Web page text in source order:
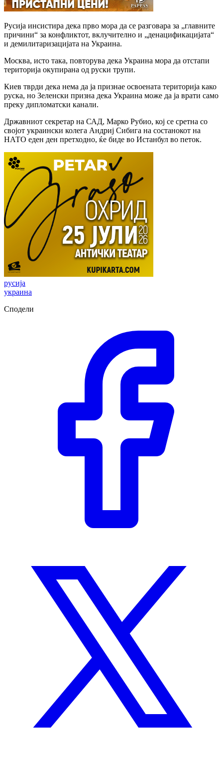
Русија инсистира дека прво мора да се разговара за „главните
причини“ за конфликтот, вклучително и „денацификацијата“
и демилитаризацијата на Украина.
Москва, исто така, повторува дека Украина мора да отстапи
територија окупирана од руски трупи.
Киев тврди дека нема да ја признае освоената територија како
руска, но Зеленски призна дека Украина може да ја врати само
преку дипломатски канали.
Државниот секретар на САД, Марко Рубио, кој се сретна со
својот украински колега Андриј Сибига на состанокот на
НАТО еден ден претходно, ќе биде во Истанбул во петок.
русија
украина
Сподели